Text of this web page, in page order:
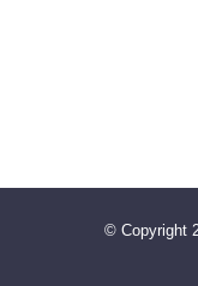
© Copyright